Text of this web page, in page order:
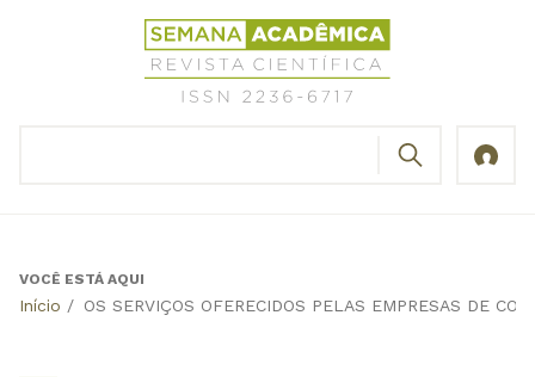
Revista
Científica
Semana
Back
VOCÊ ESTÁ AQUI
Início / OS SERVIÇOS OFERECIDOS PELAS EMPRESAS DE